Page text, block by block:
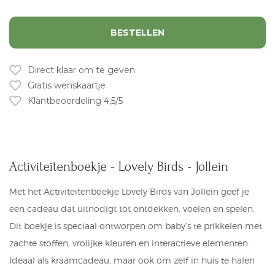
BESTELLEN
Direct klaar om te geven
Gratis wenskaartje
Klantbeoordeling 4,5/5
Activiteitenboekje - Lovely Birds - Jollein
Met het Activiteitenboekje Lovely Birds van Jollein geef je
een cadeau dat uitnodigt tot ontdekken, voelen en spelen.
Dit boekje is speciaal ontworpen om baby’s te prikkelen met
zachte stoffen, vrolijke kleuren en interactieve elementen.
Ideaal als kraamcadeau, maar ook om zelf in huis te halen